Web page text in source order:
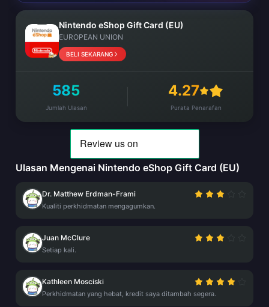
Nintendo eShop Gift Card (EU)
EUROPEAN UNION
BELI SEKARANG
585
Jumlah Ulasan
4.27
Purata Penarafan
Ulasan Mengenai Nintendo eShop Gift Card (EU)
Dr. Matthew Erdman-Frami
Kualiti perkhidmatan mengagumkan.
Juan McClure
Setiap kali.
Kathleen Mosciski
Perkhidmatan yang hebat, kredit saya ditambah segera.